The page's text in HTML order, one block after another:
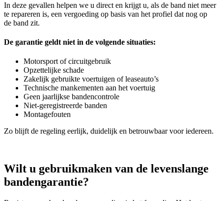
In deze gevallen helpen we u direct en krijgt u, als de band niet meer
te repareren is, een vergoeding op basis van het profiel dat nog op
de band zit.
De garantie geldt niet in de volgende situaties:
Motorsport of circuitgebruik
Opzettelijke schade
Zakelijk gebruikte voertuigen of leaseauto’s
Technische mankementen aan het voertuig
Geen jaarlijkse bandencontrole
Niet‑geregistreerde banden
Montagefouten
Zo blijft de regeling eerlijk, duidelijk en betrouwbaar voor iedereen.
Wilt u gebruikmaken van de levenslange
bandengarantie?